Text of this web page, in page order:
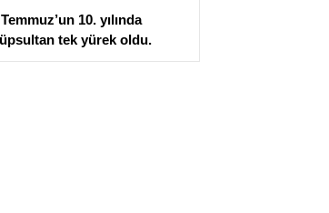
10. yılında
tek yürek oldu.